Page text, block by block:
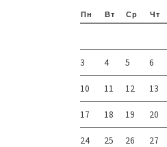
Пн Вт Ср Чт
3 4 5 6
10 11 12 13
17 18 19 20
24 25 26 27